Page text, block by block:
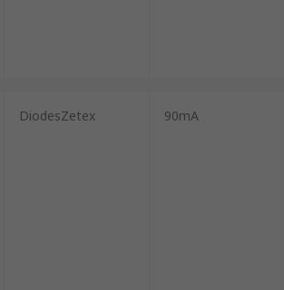
DiodesZetex 90mA